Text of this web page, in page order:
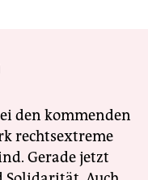
den kommenden
rechtsextreme
Gerade jetzt